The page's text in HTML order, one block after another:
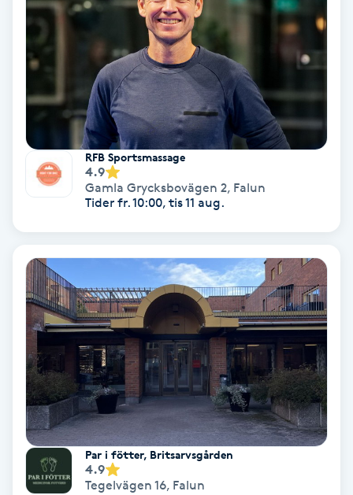
Friskvårdsmassage
Frisör
Funktionsanalys
Färgning
Gel naglar
Gelenaglar
Gellack
Gellack med förstärkning
Gravidmassage
Gravidyoga
RFB Sportsmassage
4.9
Gamla Grycksbovägen 2, Falun
Tider fr. 10:00, tis 11 aug.
Par i fötter, Britsarvsgården
4.9
Tegelvägen 16, Falun